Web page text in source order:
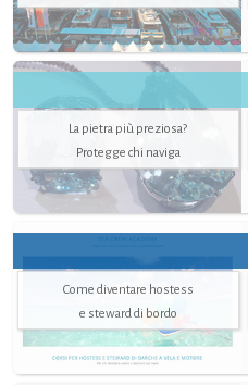
La pietra più preziosa?
Protegge chi naviga
Come diventare hostess
e steward di bordo